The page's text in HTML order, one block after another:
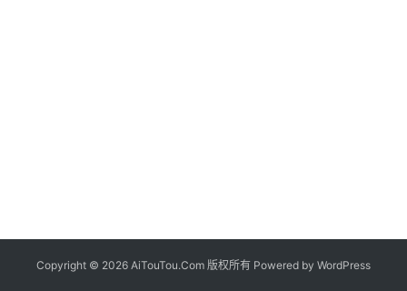
Copyright © 2026 AiTouTou.Com 版权所有 Powered by WordPress